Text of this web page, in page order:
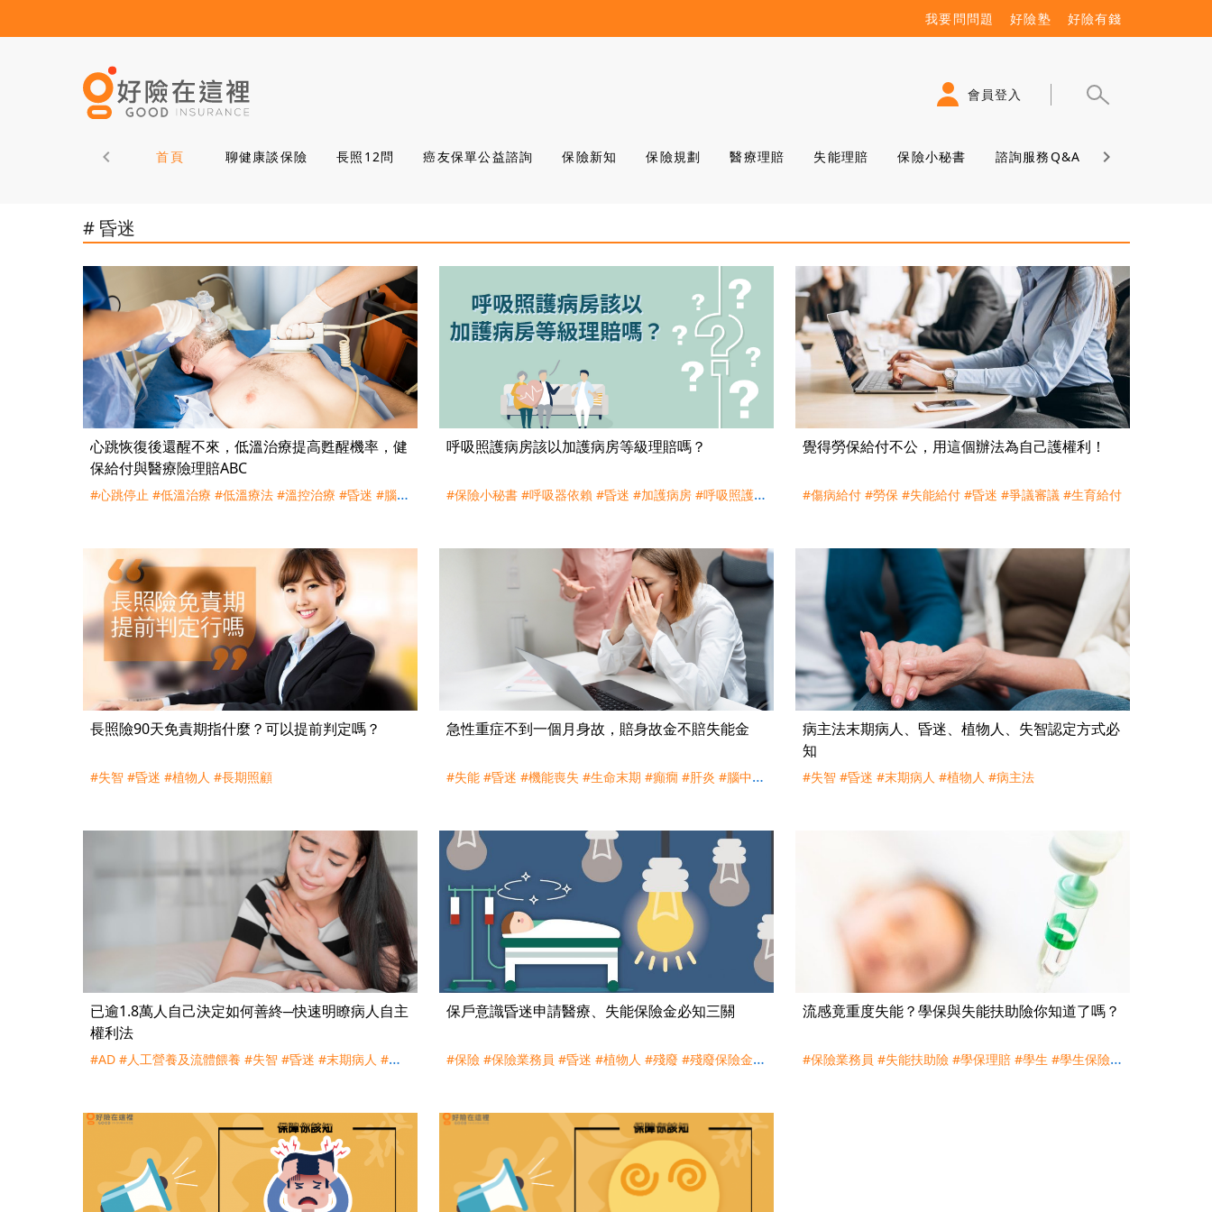
我要問問題 好險塾 好險有錢
會員登入
首頁 聊健康談保險 長照12問 癌友保單公益諮詢 保險新知 保險規劃 醫療理賠 失能理賠 保險小秘書 諮詢服務Q&A 保險學堂
# 昏迷
心跳恢復後還醒不來，低溫治療提高甦醒機率，健
保給付與醫療險理賠ABC
#心跳停止 #低溫治療 #低溫療法 #溫控治療 #昏迷 #腦傷
呼吸照護病房該以加護病房等級理賠嗎？
#保險小秘書 #呼吸器依賴 #昏迷 #加護病房 #呼吸照護病
覺得勞保給付不公，用這個辦法為自己護權利！
#傷病給付 #勞保 #失能給付 #昏迷 #爭議審議 #生育給付
長照險90天免責期指什麼？可以提前判定嗎？
#失智 #昏迷 #植物人 #長期照顧
急性重症不到一個月身故，賠身故金不賠失能金
#失能 #昏迷 #機能喪失 #生命末期 #癲癇 #肝炎 #腦中風
病主法末期病人、昏迷、植物人、失智認定方式必
知
#失智 #昏迷 #末期病人 #植物人 #病主法
已逾1.8萬人自己決定如何善終─快速明瞭病人自主
權利法
#AD #人工營養及流體餵養 #失智 #昏迷 #末期病人 #植
保戶意識昏迷申請醫療、失能保險金必知三關
#保險 #保險業務員 #昏迷 #植物人 #殘廢 #殘廢保險金#
流感竟重度失能？學保與失能扶助險你知道了嗎？
#保險業務員 #失能扶助險 #學保理賠 #學生 #學生保險#